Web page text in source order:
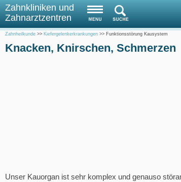
Zahnkliniken und
Zahnarztzentren
Zahnheilkunde >> Kiefergelenkerkrankungen >> Funktionsstörung Kausystem
Knacken, Knirschen, Schmerzen
Unser Kauorgan ist sehr komplex und genauso